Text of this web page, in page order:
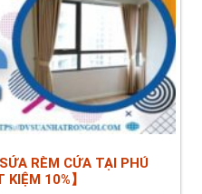
RÈM CỬA TẠI PHÚ
10%】